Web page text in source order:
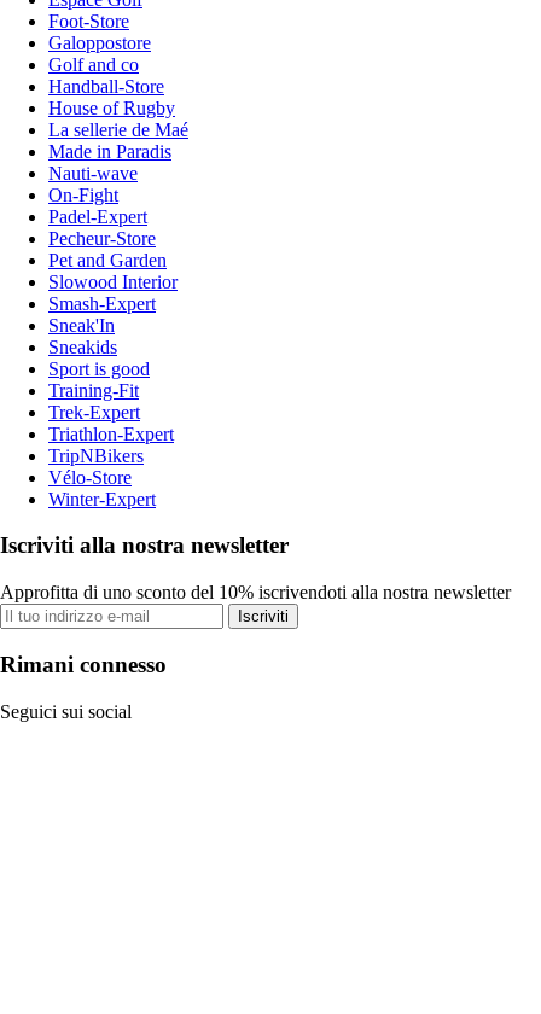
Foot-Store
Galoppostore
Golf and co
Handball-Store
House of Rugby
La sellerie de Maé
Made in Paradis
Nauti-wave
On-Fight
Padel-Expert
Pecheur-Store
Pet and Garden
Slowood Interior
Smash-Expert
Sneak'In
Sneakids
Sport is good
Training-Fit
Trek-Expert
Triathlon-Expert
TripNBikers
Vélo-Store
Winter-Expert
Iscriviti alla nostra newsletter
Approfitta di uno sconto del 10% iscrivendoti alla nostra newsletter
Iscriviti
Rimani connesso
Seguici sui social